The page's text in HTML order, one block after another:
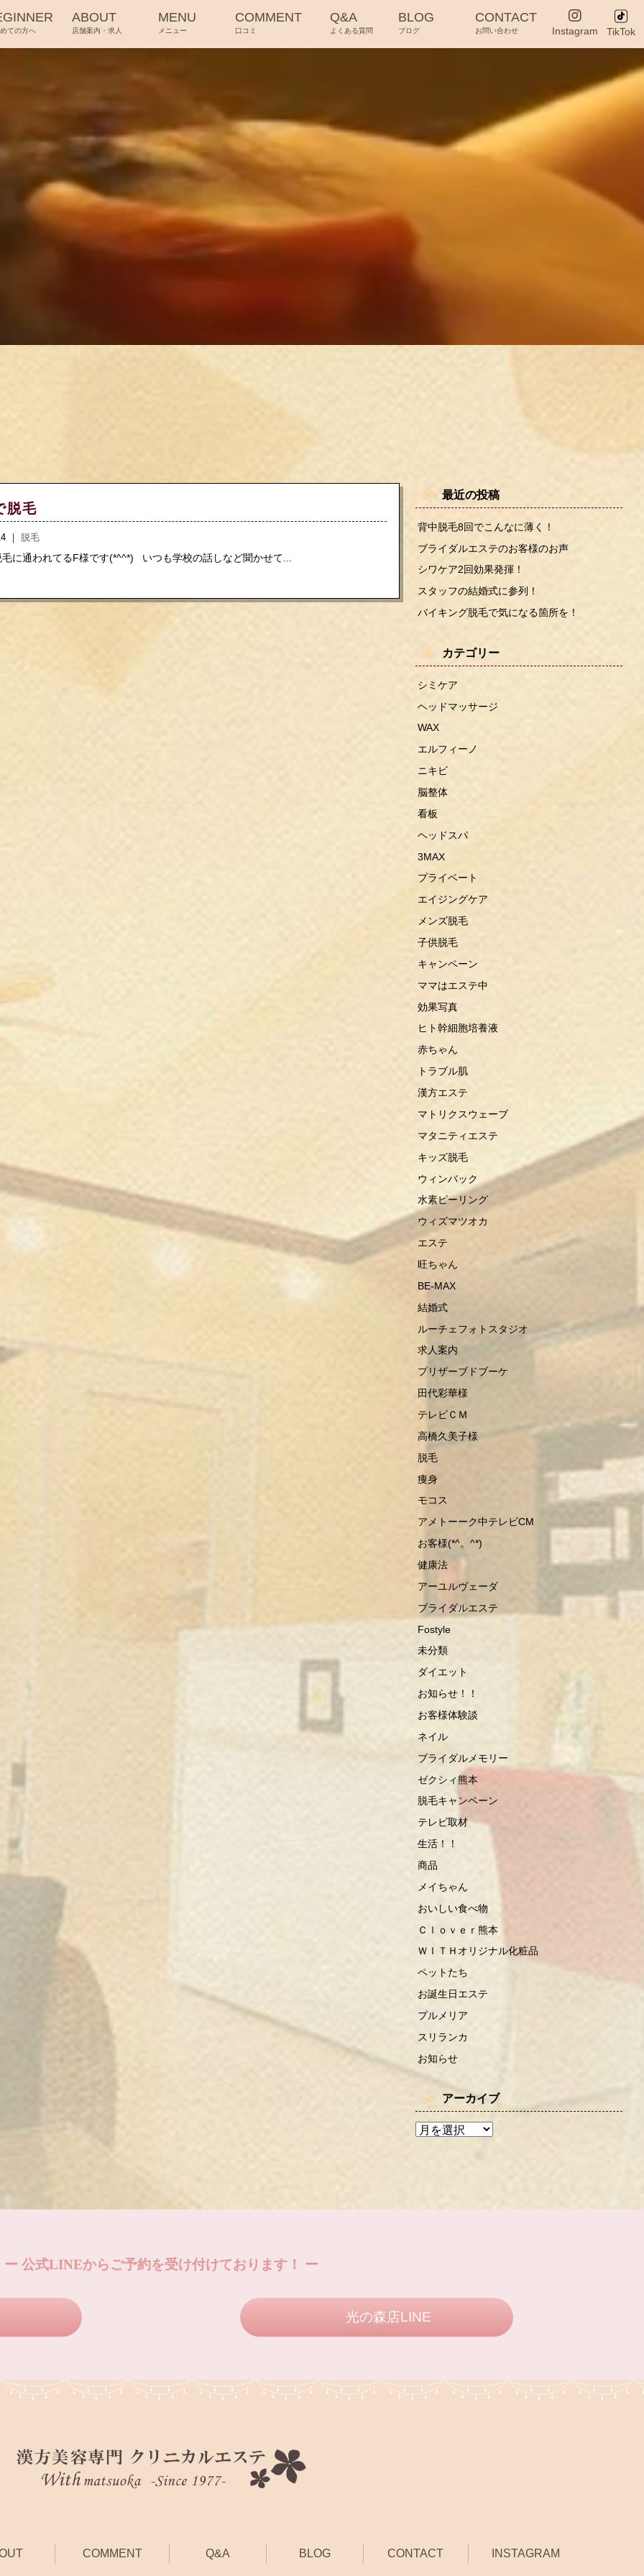
ての方へ
ABOUT
店舗案内・求人
MENU
メニュー
COMMENT
口コミ
Q&A
よくある質問
BLOG
ブログ
CONTACT
お問い合わせ Instagram TikTok
脱毛
｜ 脱毛
に通われてるF様です(*^^*) いつも学校の話しなど聞かせて...
最近の投稿
背中脱毛8回でこんなに薄く！
ブライダルエステのお客様のお声
シワケア2回効果発揮！
スタッフの結婚式に参列！
バイキング脱毛で気になる箇所を！
カテゴリー
シミケア
ヘッドマッサージ
WAX
エルフィーノ
ニキビ
脳整体
看板
ヘッドスパ
3MAX
プライベート
エイジングケア
メンズ脱毛
子供脱毛
キャンペーン
ママはエステ中
効果写真
ヒト幹細胞培養液
赤ちゃん
トラブル肌
漢方エステ
マトリクスウェーブ
マタニティエステ
キッズ脱毛
ウィンバック
水素ピーリング
ウィズマツオカ
エステ
旺ちゃん
BE-MAX
結婚式
ルーチェフォトスタジオ
求人案内
プリザーブドブーケ
田代彩華様
テレビＣＭ
高橋久美子様
脱毛
痩身
モコス
アメトーーク中テレビCM
お客様(*^。^*)
健康法
アーユルヴェーダ
ブライダルエステ
Fostyle
未分類
ダイエット
お知らせ！！
お客様体験談
ネイル
ブライダルメモリー
ゼクシィ熊本
脱毛キャンペーン
テレビ取材
生活！！
商品
メイちゃん
おいしい食べ物
Ｃｌｏｖｅｒ熊本
ＷＩＴＨオリジナル化粧品
ペットたち
お誕生日エステ
プルメリア
スリランカ
お知らせ
アーカイブ
ー 公式LINEからご予約を受け付けております！ ー
光の森店LINE
COMMENT Q&A BLOG CONTACT INSTAGRAM